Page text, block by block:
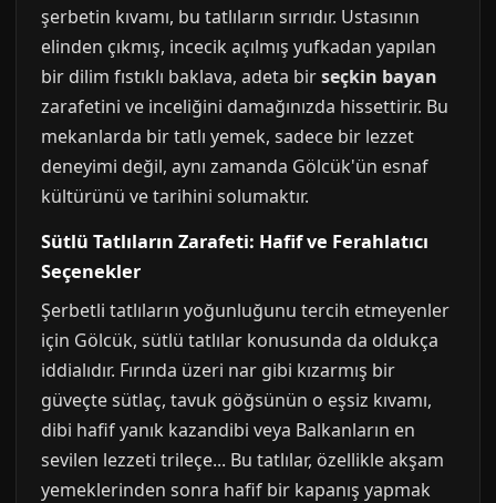
şerbetin kıvamı, bu tatlıların sırrıdır. Ustasının
elinden çıkmış, incecik açılmış yufkadan yapılan
bir dilim fıstıklı baklava, adeta birseçkin bayan
zarafetini ve inceliğini damağınızda hissettirir. Bu
mekanlarda bir tatlı yemek, sadece bir lezzet
deneyimi değil, aynı zamanda Gölcük'ün esnaf
kültürünü ve tarihini solumaktır.
Sütlü Tatlıların Zarafeti: Hafif ve Ferahlatıcı
Seçenekler
Şerbetli tatlıların yoğunluğunu tercih etmeyenler
için Gölcük, sütlü tatlılar konusunda da oldukça
iddialıdır. Fırında üzeri nar gibi kızarmış bir
güveçte sütlaç, tavuk göğsünün o eşsiz kıvamı,
dibi hafif yanık kazandibi veya Balkanların en
sevilen lezzeti trileçe... Bu tatlılar, özellikle akşam
yemeklerinden sonra hafif bir kapanış yapmak